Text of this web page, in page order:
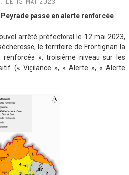
LE 15 MAI 2023
passe en alerte renforcée
arrêté préfectoral le 12 mai 2023,
le territoire de Frontignan la
renforcée », troisième niveau sur les
(« Vigilance », « Alerte », « Alerte